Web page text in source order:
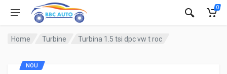
0
Home Turbine Turbina 1.5 tsi dpc vw t roc
NOU